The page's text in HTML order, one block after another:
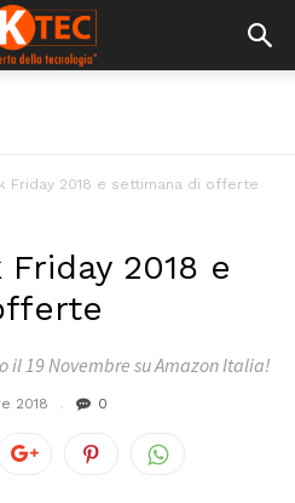
Friday 2018 e settimana di offerte
2018 e
il 19 Novembre su Amazon Italia!
2018 0